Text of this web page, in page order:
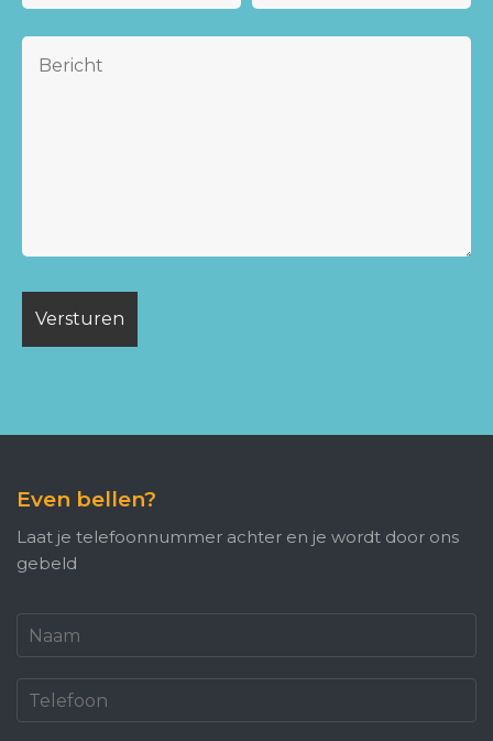
Even bellen?
Laat je telefoonnummer achter en je wordt door ons
gebeld